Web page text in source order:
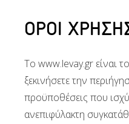
ΟΡΟΙ
Tο www.levay.gr είναι
ξεκινήσετε την
προϋποθέσεις που
ανεπιφύλακτη